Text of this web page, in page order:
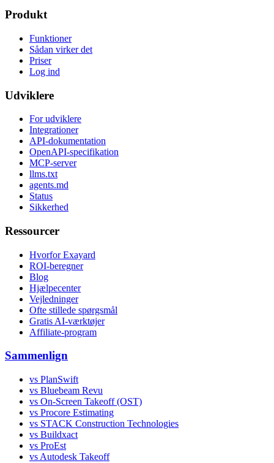
Produkt
Funktioner
Sådan virker det
Priser
Log ind
Udviklere
For udviklere
Integrationer
API-dokumentation
OpenAPI-specifikation
MCP-server
llms.txt
agents.md
Status
Sikkerhed
Ressourcer
Hvorfor Exayard
ROI-beregner
Blog
Hjælpecenter
Vejledninger
Ofte stillede spørgsmål
Gratis AI-værktøjer
Affiliate-program
Sammenlign
vs PlanSwift
vs Bluebeam Revu
vs On-Screen Takeoff (OST)
vs Procore Estimating
vs STACK Construction Technologies
vs Buildxact
vs ProEst
vs Autodesk Takeoff